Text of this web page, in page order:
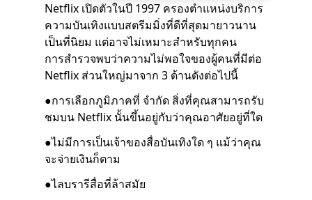
Netflix เปิดตัวในปี 1997 ครองตำแหน่งบริการ
ความบันเทิงแบบสตรีมมิ่งที่ดีที่สุดมายาวนาน
เป็นที่นิยม แต่อาจไม่เหมาะสำหรับทุกคน
การสำรวจพบว่าความไม่พอใจของผู้คนที่มีต่อ
Netflix ส่วนใหญ่มาจาก 3 ด้านดังต่อไปนี้
●การเลือกภูมิภาคที่ จำกัด สิ่งที่คุณสามารถรับ
ชมบน Netflix นั้นขึ้นอยู่กับว่าคุณอาศัยอยู่ที่ใด
●ไม่มีการเป็นเจ้าของสื่อบันเทิงใด ๆ แม้ว่าคุณ
จะจ่ายเงินก็ตาม
●ไลบรารีสื่อที่ล้าสมัย